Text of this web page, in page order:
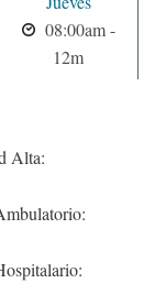
08:00am -
12m
Alta: